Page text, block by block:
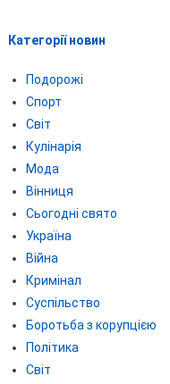
Категорії новин
Подорожі
Спорт
Світ
Кулінарія
Мода
Вінниця
Сьогодні свято
Україна
Війна
Кримінал
Суспільство
Боротьба з корупцією
Політика
Світ